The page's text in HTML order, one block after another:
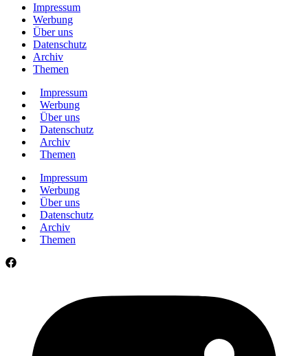
Impressum
Werbung
Über uns
Datenschutz
Archiv
Themen
Impressum
Werbung
Über uns
Datenschutz
Archiv
Themen
Impressum
Werbung
Über uns
Datenschutz
Archiv
Themen